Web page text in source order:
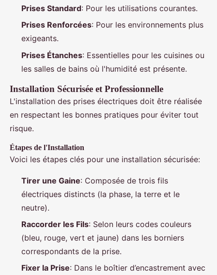
Prises Standard: Pour les utilisations courantes.
Prises Renforcées: Pour les environnements plus
exigeants.
Prises Étanches: Essentielles pour les cuisines ou
les salles de bains où l'humidité est présente.
Installation Sécurisée et Professionnelle
L'installation des prises électriques doit être réalisée
en respectant les bonnes pratiques pour éviter tout
risque.
Étapes de l'Installation
Voici les étapes clés pour une installation sécurisée:
Tirer une Gaine: Composée de trois fils
électriques distincts (la phase, la terre et le
neutre).
Raccorder les Fils: Selon leurs codes couleurs
(bleu, rouge, vert et jaune) dans les borniers
correspondants de la prise.
Fixer la Prise: Dans le boîtier d’encastrement avec